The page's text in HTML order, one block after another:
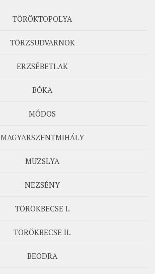
TÖRÖKTOPOLYA
TÖRZSUDVARNOK
ERZSÉBETLAK
BÓKA
MÓDOS
MAGYARSZENTMIHÁLY
MUZSLYA
NEZSÉNY
TÖRÖKBECSE I.
TÖRÖKBECSE II.
BEODRA